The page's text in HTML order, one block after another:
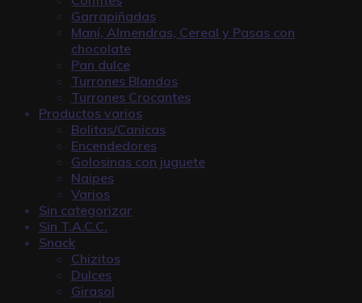
Garrapiñadas
Maní, Almendras, Cereal y Pasas con
chocolate
Pan dulce
Turrones Blandos
Turrones Crocantes
Productos varios
Bolitas/Canicas
Encendedores
Golosinas con juguete
Naipes
Varios
Sin categorizar
Sin T.A.C.C.
Snack
Chizitos
Dulces
Girasol